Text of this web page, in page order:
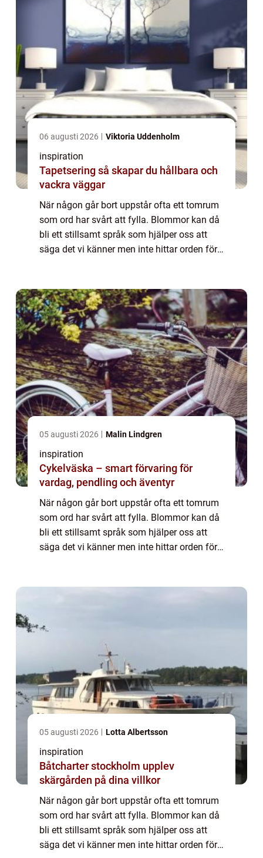
06 augusti 2026 Viktoria Uddenholm
inspiration
Tapetsering så skapar du hållbara och
vackra väggar
När någon går bort uppstår ofta ett tomrum
som ord har svårt att fylla. Blommor kan då
bli ett stillsamt språk som hjälper oss att
säga det vi känner men inte hittar orden för.
05 augusti 2026 Malin Lindgren
inspiration
Cykelväska – smart förvaring för
vardag, pendling och äventyr
När någon går bort uppstår ofta ett tomrum
som ord har svårt att fylla. Blommor kan då
bli ett stillsamt språk som hjälper oss att
säga det vi känner men inte hittar orden för.
05 augusti 2026 Lotta Albertsson
inspiration
Båtcharter stockholm upplev
skärgården på dina villkor
När någon går bort uppstår ofta ett tomrum
som ord har svårt att fylla. Blommor kan då
bli ett stillsamt språk som hjälper oss att
säga det vi känner men inte hittar orden för.